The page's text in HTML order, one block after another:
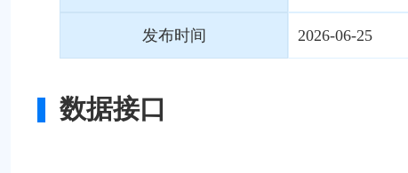
发布时间 2026-06-25
数据接口